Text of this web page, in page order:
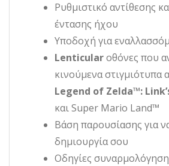
Ρυθμιστικό αντίθεσης
έντασης ήχου
Υποδοχή για
Lenticularοθόνες που
κινούμενα στιγμιότυπα
Legend of Zelda™:
και Super Mario Land™
Βάση παρουσίασης για
δημιουργία σου
Οδηγίες